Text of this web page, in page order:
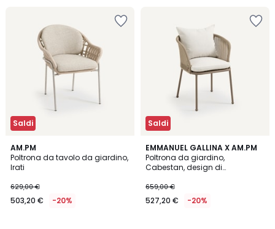
Saldi
AM.PM
Poltrona da tavolo da giardino,
Irati
629,00 €
503,20 € -20%
3
/
5
Saldi
EMMANUEL GALLINA X AM.PM
Poltrona da giardino,
Cabestan, design di
659,00 €
527,20 € -20%